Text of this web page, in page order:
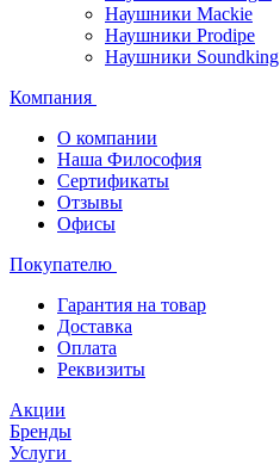
Наушники Mackie
Наушники Prodipe
Наушники Soundking
Компания
О компании
Наша Философия
Сертификаты
Отзывы
Офисы
Покупателю
Гарантия на товар
Доставка
Оплата
Реквизиты
Акции
Бренды
Услуги